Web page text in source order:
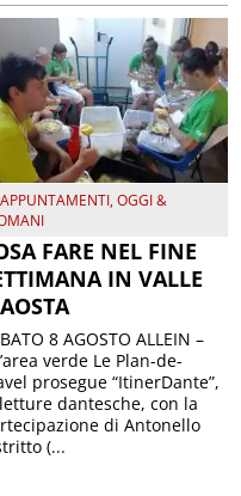
APPUNTAMENTI,OGGI &
FARE NEL FINE
IN VALLE
8 AGOSTO ALLEIN –
verde Le Plan-de-
prosegue “ItinerDante”,
dantesche, con la
di Antonello
(...